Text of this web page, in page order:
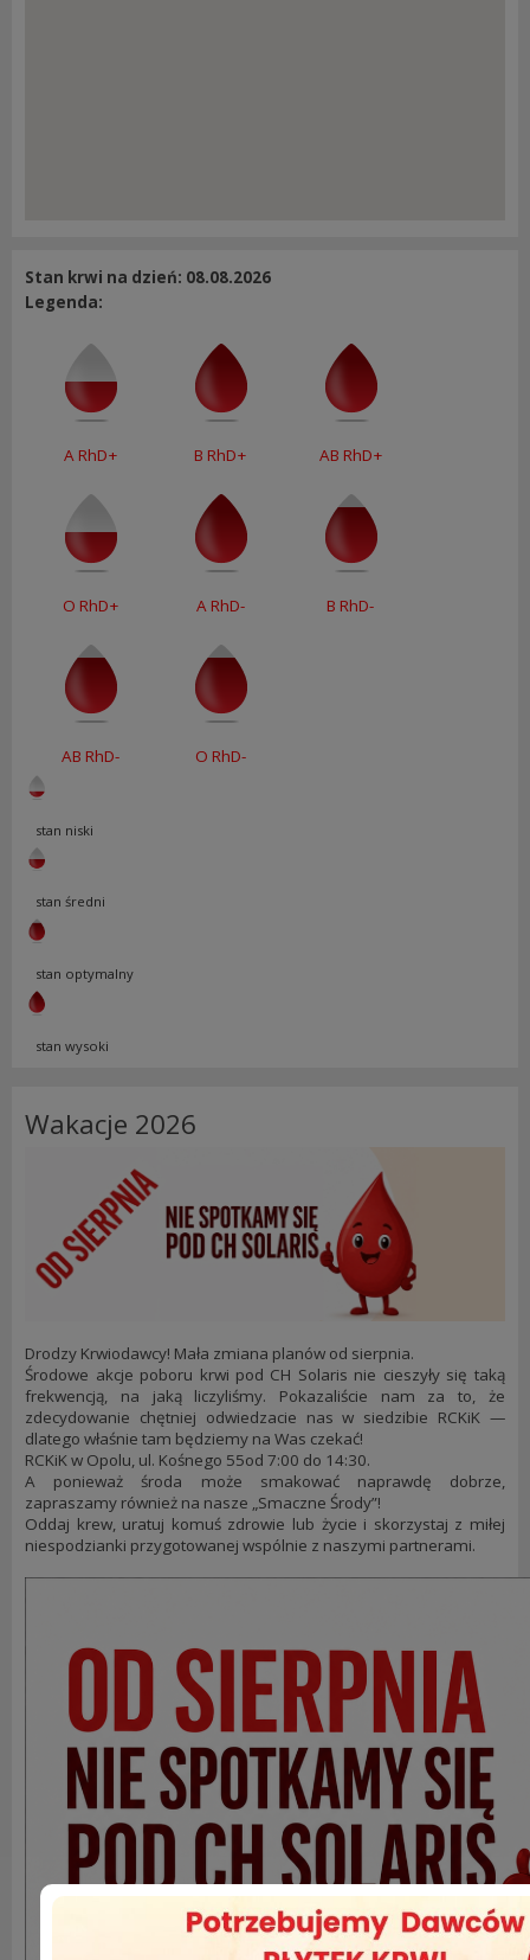
Stan krwi na dzień: 08.08.2026
Legenda:
A RhD+ B RhD+ AB RhD+
O RhD+ A RhD- B RhD-
AB RhD- O RhD-
stan niski
stan średni
stan optymalny
stan wysoki
Wakacje 2026
Drodzy Krwiodawcy! Mała zmiana planów od sierpnia.
Środowe akcje poboru krwi pod CH Solaris nie cieszyły się taką
frekwencją, na jaką liczyliśmy. Pokazaliście nam za to, że
zdecydowanie chętniej odwiedzacie nas w siedzibie RCKiK —
dlatego właśnie tam będziemy na Was czekać!
RCKiK w Opolu, ul. Kośnego 55od 7:00 do 14:30.
A ponieważ środa może smakować naprawdę dobrze,
zapraszamy również na nasze „Smaczne Środy”!
Oddaj krew, uratuj komuś zdrowie lub życie i skorzystaj z miłej
niespodzianki przygotowanej wspólnie z naszymi partnerami.